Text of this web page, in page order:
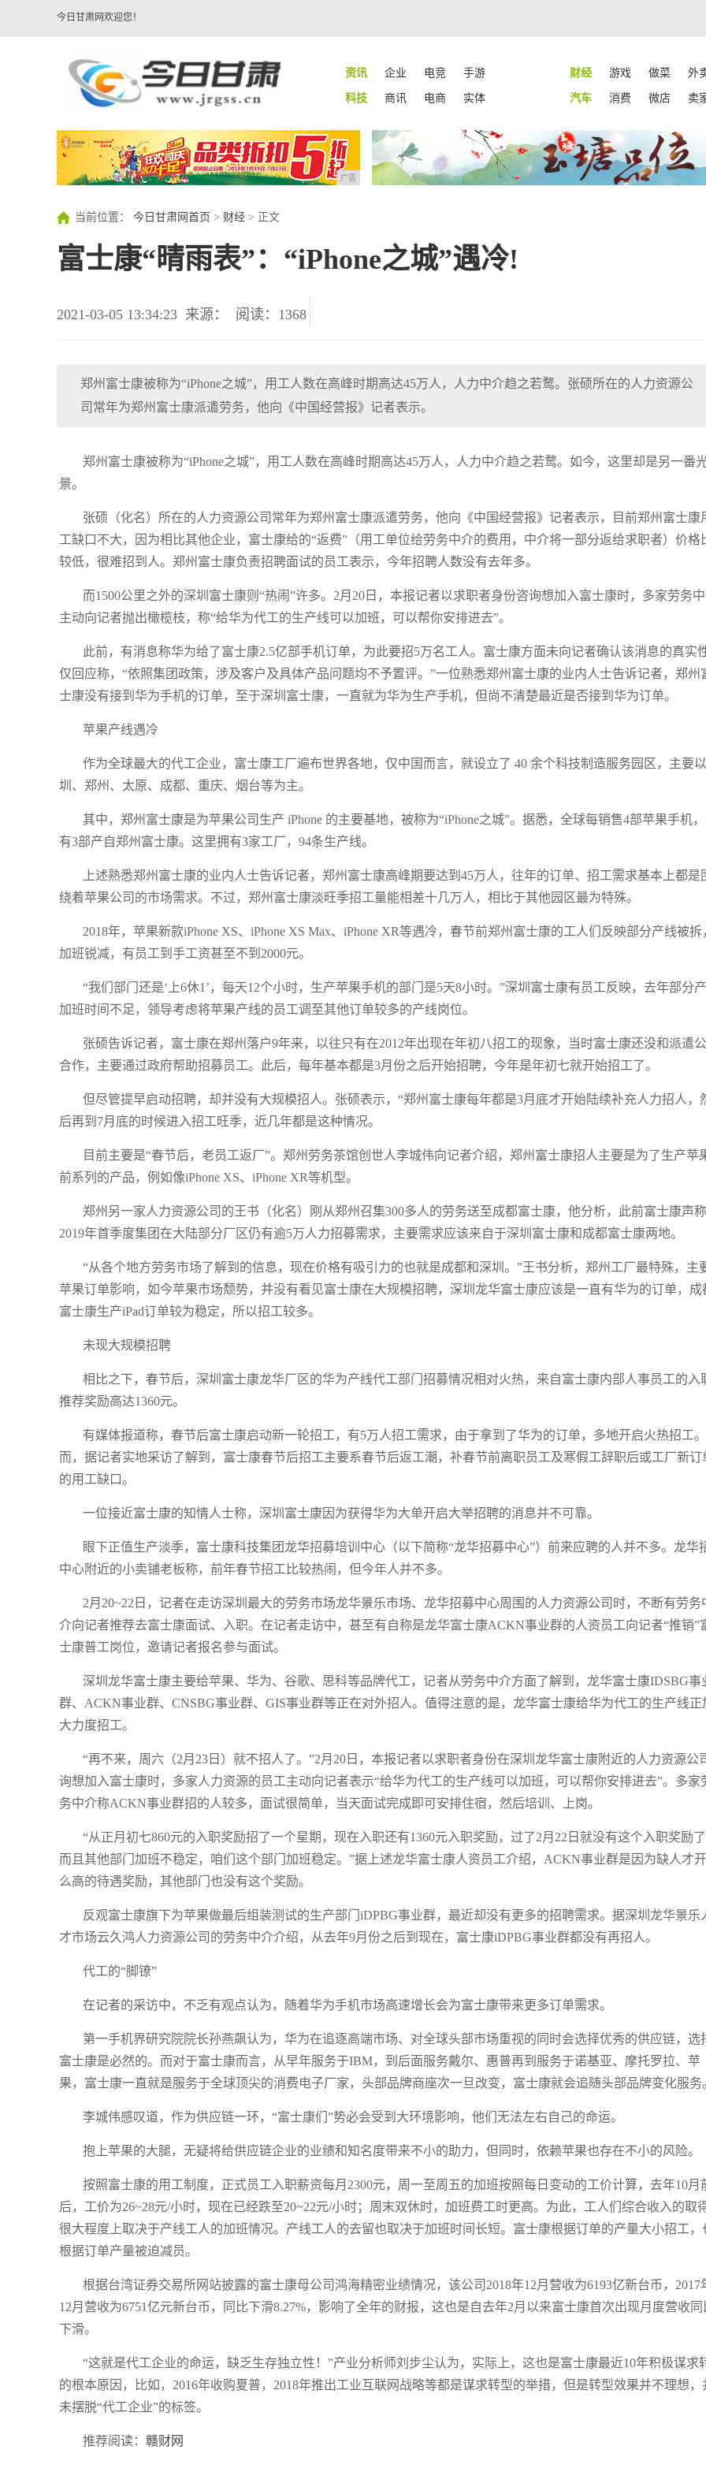
今日甘肃网欢迎您！
资讯 企业 电竞 手游 财经 游戏 做菜 外
科技
商讯 电商 实体 汽车 消费 微店 卖
广告
当前位置： 今日甘肃网首页 > 财经 > 正文
富士康“晴雨表”：“iPhone之城”遇冷!
2021-03-05 13:34:23 来源： 阅读：1368
郑州富士康被称为“iPhone之城”，用工人数在高峰时期高达45万人，人力中介趋之若鹜。张硕所在的人力资源公
司常年为郑州富士康派遣劳务，他向《中国经营报》记者表示。
郑州富士康被称为“iPhone之城”，用工人数在高峰时期高达45万人，人力中介趋之若鹜。如今，这里却是另一番
景。
张硕（化名）所在的人力资源公司常年为郑州富士康派遣劳务，他向《中国经营报》记者表示，目前郑州富士康
工缺口不大，因为相比其他企业，富士康给的“返费”（用工单位给劳务中介的费用，中介将一部分返给求职者）价格
较低，很难招到人。郑州富士康负责招聘面试的员工表示，今年招聘人数没有去年多。
而1500公里之外的深圳富士康则“热闹”许多。2月20日，本报记者以求职者身份咨询想加入富士康时，多家劳务
主动向记者抛出橄榄枝，称“给华为代工的生产线可以加班，可以帮你安排进去”。
此前，有消息称华为给了富士康2.5亿部手机订单，为此要招5万名工人。富士康方面未向记者确认该消息的真实性
仅回应称，“依照集团政策，涉及客户及具体产品问题均不予置评。”一位熟悉郑州富士康的业内人士告诉记者，郑州
士康没有接到华为手机的订单，至于深圳富士康，一直就为华为生产手机，但尚不清楚最近是否接到华为订单。
苹果产线遇冷
作为全球最大的代工企业，富士康工厂遍布世界各地，仅中国而言，就设立了 40 余个科技制造服务园区，主要
圳、郑州、太原、成都、重庆、烟台等为主。
其中，郑州富士康是为苹果公司生产 iPhone 的主要基地，被称为“iPhone之城”。据悉，全球每销售4部苹果手机
有3部产自郑州富士康。这里拥有3家工厂，94条生产线。
上述熟悉郑州富士康的业内人士告诉记者，郑州富士康高峰期要达到45万人，往年的订单、招工需求基本上都是
绕着苹果公司的市场需求。不过，郑州富士康淡旺季招工量能相差十几万人，相比于其他园区最为特殊。
2018年，苹果新款iPhone XS、iPhone XS Max、iPhone XR等遇冷，春节前郑州富士康的工人们反映部分产线被拆
加班锐减，有员工到手工资甚至不到2000元。
“我们部门还是‘上6休1’，每天12个小时，生产苹果手机的部门是5天8小时。”深圳富士康有员工反映，去年部分
加班时间不足，领导考虑将苹果产线的员工调至其他订单较多的产线岗位。
张硕告诉记者，富士康在郑州落户9年来，以往只有在2012年出现在年初八招工的现象，当时富士康还没和派遣
合作，主要通过政府帮助招募员工。此后，每年基本都是3月份之后开始招聘，今年是年初七就开始招工了。
但尽管提早启动招聘，却并没有大规模招人。张硕表示，“郑州富士康每年都是3月底才开始陆续补充人力招人，
后再到7月底的时候进入招工旺季，近几年都是这种情况。
目前主要是“春节后，老员工返厂”。郑州劳务茶馆创世人李城伟向记者介绍，郑州富士康招人主要是为了生产苹
前系列的产品，例如像iPhone XS、iPhone XR等机型。
郑州另一家人力资源公司的王书（化名）刚从郑州召集300多人的劳务送至成都富士康，他分析，此前富士康声
2019年首季度集团在大陆部分厂区仍有逾5万人力招募需求，主要需求应该来自于深圳富士康和成都富士康两地。
“从各个地方劳务市场了解到的信息，现在价格有吸引力的也就是成都和深圳。”王书分析，郑州工厂最特殊，主
苹果订单影响，如今苹果市场颓势，并没有看见富士康在大规模招聘，深圳龙华富士康应该是一直有华为的订单，成
富士康生产iPad订单较为稳定，所以招工较多。
未现大规模招聘
相比之下，春节后，深圳富士康龙华厂区的华为产线代工部门招募情况相对火热，来自富士康内部人事员工的入
推荐奖励高达1360元。
有媒体报道称，春节后富士康启动新一轮招工，有5万人招工需求，由于拿到了华为的订单，多地开启火热招工
而，据记者实地采访了解到，富士康春节后招工主要系春节后返工潮，补春节前离职员工及寒假工辞职后或工厂新订
的用工缺口。
一位接近富士康的知情人士称，深圳富士康因为获得华为大单开启大举招聘的消息并不可靠。
眼下正值生产淡季，富士康科技集团龙华招募培训中心（以下简称“龙华招募中心”）前来应聘的人并不多。龙华
中心附近的小卖铺老板称，前年春节招工比较热闹，但今年人并不多。
2月20~22日，记者在走访深圳最大的劳务市场龙华景乐市场、龙华招募中心周围的人力资源公司时，不断有劳务
介向记者推荐去富士康面试、入职。在记者走访中，甚至有自称是龙华富士康ACKN事业群的人资员工向记者“推销”
士康普工岗位，邀请记者报名参与面试。
深圳龙华富士康主要给苹果、华为、谷歌、思科等品牌代工，记者从劳务中介方面了解到，龙华富士康IDSBG事
群、ACKN事业群、CNSBG事业群、GIS事业群等正在对外招人。值得注意的是，龙华富士康给华为代工的生产线正
大力度招工。
“再不来，周六（2月23日）就不招人了。”2月20日，本报记者以求职者身份在深圳龙华富士康附近的人力资源公
询想加入富士康时，多家人力资源的员工主动向记者表示“给华为代工的生产线可以加班，可以帮你安排进去”。多家
务中介称ACKN事业群招的人较多，面试很简单，当天面试完成即可安排住宿，然后培训、上岗。
“从正月初七860元的入职奖励招了一个星期，现在入职还有1360元入职奖励，过了2月22日就没有这个入职奖励了
而且其他部门加班不稳定，咱们这个部门加班稳定。”据上述龙华富士康人资员工介绍，ACKN事业群是因为缺人才
么高的待遇奖励，其他部门也没有这个奖励。
反观富士康旗下为苹果做最后组装测试的生产部门iDPBG事业群，最近却没有更多的招聘需求。据深圳龙华景乐
才市场云久鸿人力资源公司的劳务中介介绍，从去年9月份之后到现在，富士康iDPBG事业群都没有再招人。
代工的“脚镣”
在记者的采访中，不乏有观点认为，随着华为手机市场高速增长会为富士康带来更多订单需求。
第一手机界研究院院长孙燕飙认为，华为在追逐高端市场、对全球头部市场重视的同时会选择优秀的供应链，选
富士康是必然的。而对于富士康而言，从早年服务于IBM，到后面服务戴尔、惠普再到服务于诺基亚、摩托罗拉、苹
果，富士康一直就是服务于全球顶尖的消费电子厂家，头部品牌商座次一旦改变，富士康就会追随头部品牌变化服务
李城伟感叹道，作为供应链一环，“富士康们”势必会受到大环境影响，他们无法左右自己的命运。
抱上苹果的大腿，无疑将给供应链企业的业绩和知名度带来不小的助力，但同时，依赖苹果也存在不小的风险。
按照富士康的用工制度，正式员工入职薪资每月2300元，周一至周五的加班按照每日变动的工价计算，去年10月
后，工价为26~28元/小时，现在已经跌至20~22元/小时；周末双休时，加班费工时更高。为此，工人们综合收入的取得
很大程度上取决于产线工人的加班情况。产线工人的去留也取决于加班时间长短。富士康根据订单的产量大小招工，
根据订单产量被迫减员。
根据台湾证券交易所网站披露的富士康母公司鸿海精密业绩情况，该公司2018年12月营收为6193亿新台币，2017
12月营收为6751亿元新台币，同比下滑8.27%，影响了全年的财报，这也是自去年2月以来富士康首次出现月度营收同
下滑。
“这就是代工企业的命运，缺乏生存独立性！”产业分析师刘步尘认为，实际上，这也是富士康最近10年积极谋求
的根本原因，比如，2016年收购夏普，2018年推出工业互联网战略等都是谋求转型的举措，但是转型效果并不理想，
未摆脱“代工企业”的标签。
推荐阅读： 赣财网